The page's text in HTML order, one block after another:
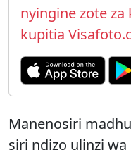
nyingine zote
kupitia
Manenosiri
siri ndizo ulinzi